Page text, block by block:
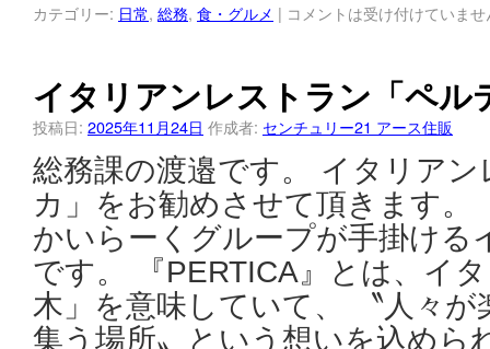
カテゴリー: 日常, 総務, 食・グルメ | コメントは受け付けていま
イタリアンレストラン「ペル
投稿日: 2025年11月24日 作成者: センチュリー21 アース住販
総務課の渡邉です。 イタリア
カ」をお勧めさせて頂きます。
かいらーくグループが手掛ける
です。 『PERTICA』とは、イ
木」を意味していて、 〝人々
集う場所〟という想いを込めら